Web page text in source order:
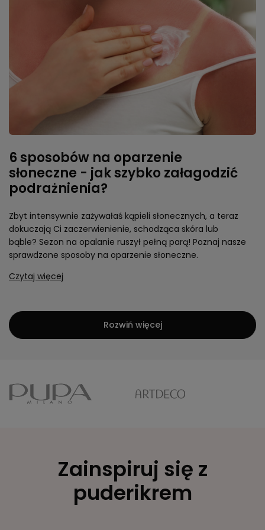
6 sposobów na oparzenie
słoneczne - jak szybko załagodzić
podrażnienia?
Zbyt intensywnie zażywałaś kąpieli słonecznych, a teraz
dokuczają Ci zaczerwienienie, schodząca skóra lub
bąble? Sezon na opalanie ruszył pełną parą! Poznaj nasze
sprawdzone sposoby na oparzenie słoneczne.
Czytaj więcej
Rozwiń więcej
Zainspiruj się z
puderikrem